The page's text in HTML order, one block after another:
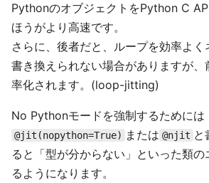
PythonのオブジェクトをPython C
ほうがより高速です。
さらに、後者だと、ループを効率よ
書き換えられない場合がありますが、
率化されます。(loop-jitting)
No Pythonモードを強制するためには
@jit(nopython=True) または @njit と
ると「型が分からない」といった類
るようになります。